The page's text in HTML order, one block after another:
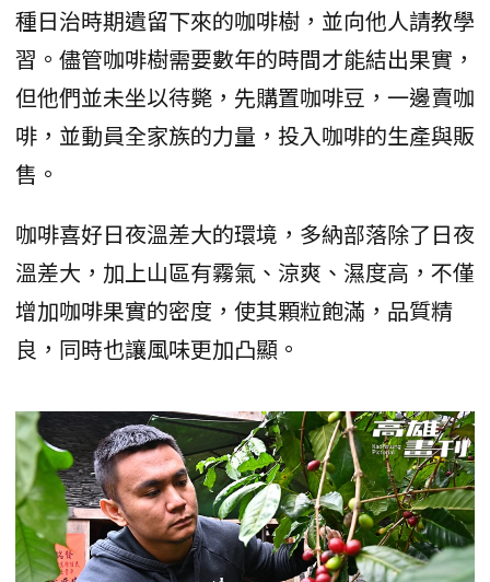
種日治時期遺留下來的咖啡樹，並向他人請教學
習。儘管咖啡樹需要數年的時間才能結出果實，
但他們並未坐以待斃，先購置咖啡豆，一邊賣咖
啡，並動員全家族的力量，投入咖啡的生產與販
售。
咖啡喜好日夜溫差大的環境，多納部落除了日夜
溫差大，加上山區有霧氣、涼爽、濕度高，不僅
增加咖啡果實的密度，使其顆粒飽滿，品質精
良，同時也讓風味更加凸顯。